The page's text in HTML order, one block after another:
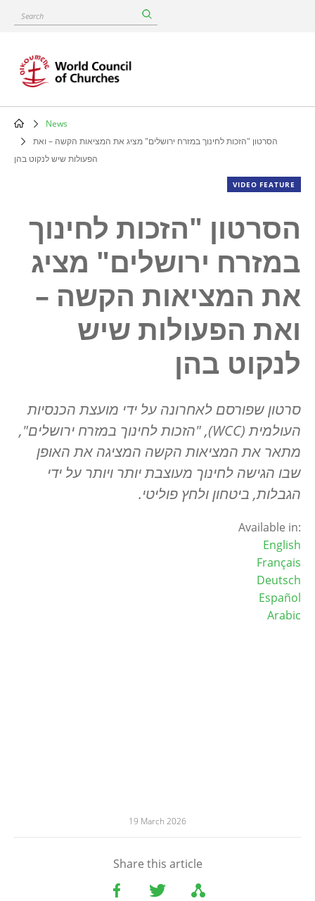
content
Search
Breadcrumb
News
הפעולות שיש לנקוט בהן
VIDEO FEATURE
הסרטון "הזכות לחינוך
במזרח ירושלים" מציג
את המציאות הקשה –
ואת הפעולות שיש
לנקוט בהן
סרטון שפורסם לאחרונה על ידי מועצת הכנסיות
העולמית (WCC), "הזכות לחינוך במזרח ירושלים",
מתאר את המציאות הקשה המציגה את האופן
שבו הגישה לחינוך מעוצבת יותר ויותר על ידי
הגבלות, ביטחון ולחץ פוליטי.
Available in:
English
Français
Deutsch
Español
Arabic
19 March 2026
Share this article